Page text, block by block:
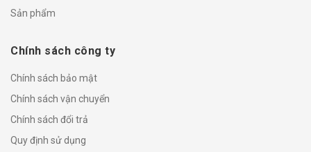
Sản phẩm
Chính sách công ty
Chính sách bảo mật
Chính sách vận chuyển
Chính sách đổi trả
Quy định sử dụng